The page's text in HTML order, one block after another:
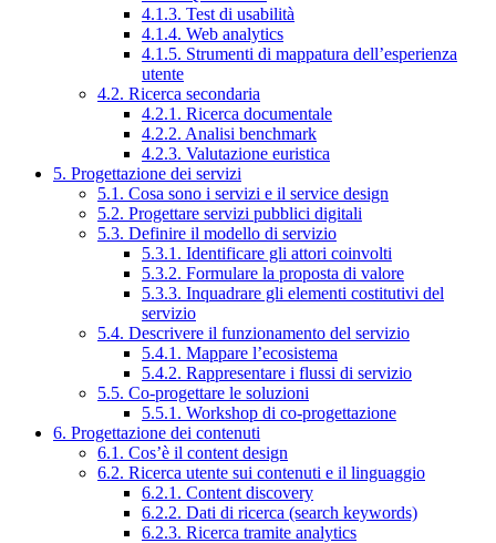
4.1.3. Test di usabilità
4.1.4. Web analytics
4.1.5. Strumenti di mappatura dell’esperienza
utente
4.2. Ricerca secondaria
4.2.1. Ricerca documentale
4.2.2. Analisi benchmark
4.2.3. Valutazione euristica
5. Progettazione dei servizi
5.1. Cosa sono i servizi e il service design
5.2. Progettare servizi pubblici digitali
5.3. Definire il modello di servizio
5.3.1. Identificare gli attori coinvolti
5.3.2. Formulare la proposta di valore
5.3.3. Inquadrare gli elementi costitutivi del
servizio
5.4. Descrivere il funzionamento del servizio
5.4.1. Mappare l’ecosistema
5.4.2. Rappresentare i flussi di servizio
5.5. Co-progettare le soluzioni
5.5.1. Workshop di co-progettazione
6. Progettazione dei contenuti
6.1. Cos’è il content design
6.2. Ricerca utente sui contenuti e il linguaggio
6.2.1. Content discovery
6.2.2. Dati di ricerca (search keywords)
6.2.3. Ricerca tramite analytics